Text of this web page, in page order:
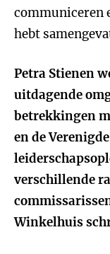
communiceren
hebt
Petra Stienen
uitdagende
betrekkingen
en de
verschillende
Winkelhuis